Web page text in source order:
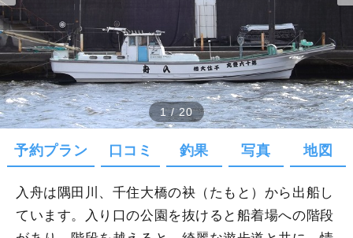
1/20
予約プラン 口コミ 釣果 写真 地図
入舟は隅田川、千住大橋の袂（たもと）から出船し
ています。入り口の公園を抜けると船着場への階段